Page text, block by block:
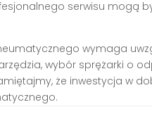
serwisu mogą
wymaga
wybór sprężarki o
że inwestycja w